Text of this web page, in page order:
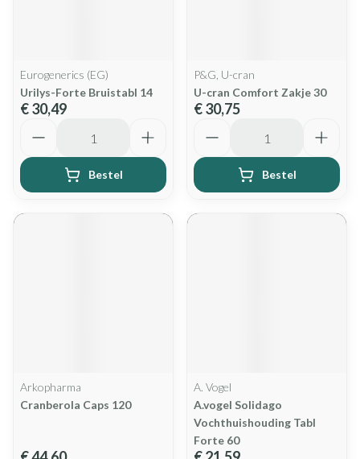
Eurogenerics (EG)
Urilys-Forte Bruistabl 14
€ 30,49
Bestel
P&G, U-cran
U-cran Comfort Zakje 30
€ 30,75
Bestel
Arkopharma
Cranberola Caps 120
A. Vogel
A.vogel Solidago
Vochthuishouding Tabl
Forte 60